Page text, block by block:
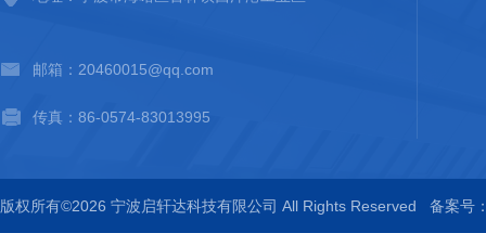
邮箱：20460015@qq.com
传真：86-0574-83013995
版权所有©2026 宁波启轩达科技有限公司 All Rights Reserved 备案号